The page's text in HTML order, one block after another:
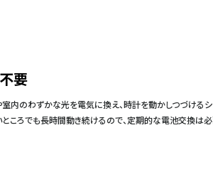
要
室内のわずかな光を電気に換え、時計を動かしつづける
ころでも長時間動き続けるので、定期的な電池交換は必